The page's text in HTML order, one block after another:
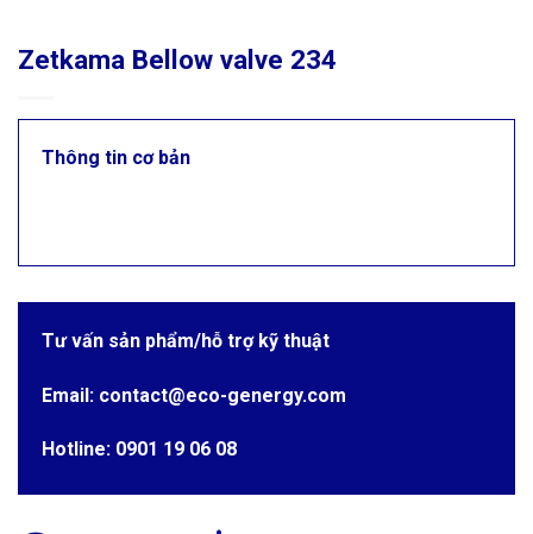
Zetkama Bellow valve 234
Thông tin cơ bản
Tư vấn sản phẩm/hỗ trợ kỹ thuật
Email: contact@eco-genergy.com
Hotline: 0901 19 06 08